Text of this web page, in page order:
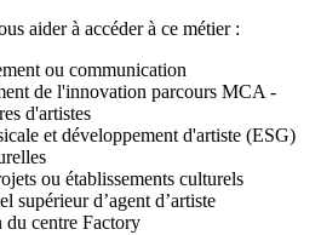
aider à accéder à ce métier :
ou communication
de l'innovation parcours MCA -
d'artistes
et développement d'artiste (ESG)
ou établissements culturels
supérieur d’agent d’artiste
du centre Factory